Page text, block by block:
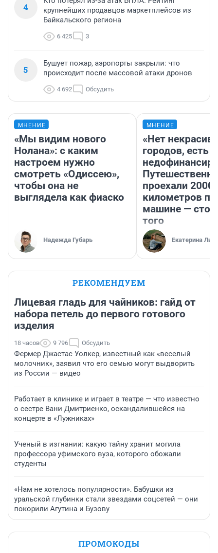
4
крупнейших продавцов маркетплейсов из
Байкальского региона
6 425 3
5
Бушует пожар, аэропорты закрыли: что
происходит после массовой атаки дронов
4 692 Обсудить
МНЕНИЕ
«Мы видим нового
Нолана»: с каким
настроем нужно
смотреть «Одиссею»,
чтобы она не
выглядела как фиаско
Надежда Губарь
МНЕНИЕ
«Нет
городов, есть
проехали 2000
километров по
машине —
того
Екатерина
РЕКОМЕНДУЕМ
Лицевая гладь для чайников: гайд от
набора петель до первого готового
изделия
18 часов 9 796 Обсудить
Фермер Джастас Уолкер, известный как «веселый
молочник», заявил что его семью могут выдворить
из России — видео
Работает в клинике и играет в театре — что известно
о сестре Вани Дмитриенко, оскандалившейся на
концерте в «Лужниках»
Ученый в изгнании: какую тайну хранит могила
профессора уфимского вуза, которого обожали
студенты
«Нам не хотелось популярности». Бабушки из
уральской глубинки стали звездами соцсетей — они
покорили Агутина и Бузову
ПРОМОКОДЫ